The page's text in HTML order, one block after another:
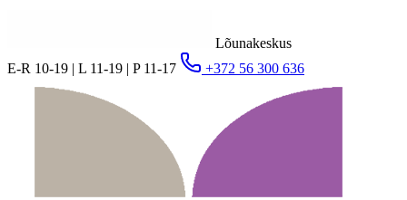
Lõunakeskus
E-R 10-19 | L 11-19 | P 11-17
+372 56 300 636